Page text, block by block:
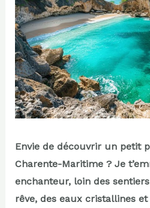
Envie de découvrir un petit
Charente-Maritime ? Je
enchanteur, loin des
rêve, des eaux cristallines